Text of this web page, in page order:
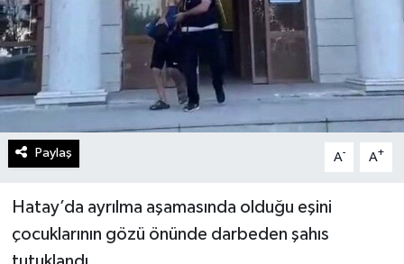
Paylaş A- A+
Hatay’da ayrılma aşamasında olduğu eşini
çocuklarının gözü önünde darbeden şahıs